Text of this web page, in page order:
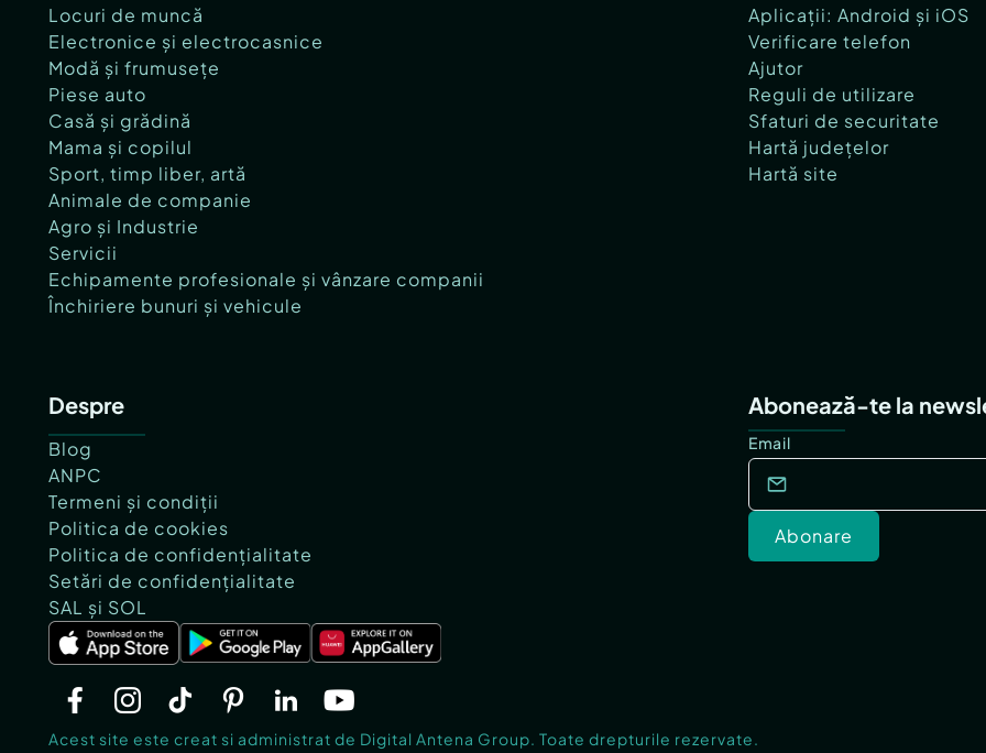
Locuri de muncă
Electronice și electrocasnice
Modă și frumusețe
Piese auto
Casă și grădină
Mama și copilul
Sport, timp liber, artă
Animale de companie
Agro și Industrie
Servicii
Echipamente profesionale și vânzare companii
Închiriere bunuri și vehicule
Aplicații: Android și iOS
Verificare telefon
Ajutor
Reguli de utilizare
Sfaturi de securitate
Hartă județelor
Hartă site
Despre
Blog
ANPC
Termeni și condiții
Politica de cookies
Politica de confidențialitate
Setări de confidențialitate
SAL și SOL
Abonează-te la
Email
Abonare
Acest site este creat si administrat de Digital Antena Group. Toate drepturile rezervate.